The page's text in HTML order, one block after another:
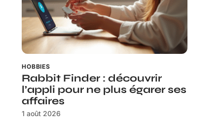
HOBBIES
Rabbit Finder : découvrir
l’appli pour ne plus égarer ses
affaires
1 août 2026